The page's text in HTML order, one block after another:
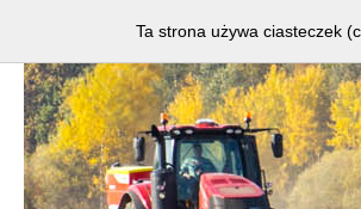
Ta strona używa ciasteczek